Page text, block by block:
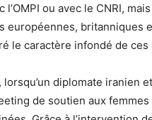
ou avec le CNRI,
britanniques
le caractère infondé de ces
lorsqu’un diplomate iranien
de soutien aux